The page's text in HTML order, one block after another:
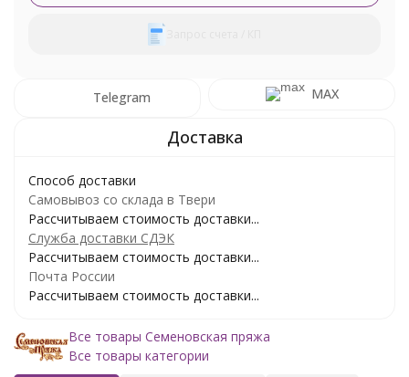
Telegram MAX
Способ доставки
Самовывоз со склада в Твери
Рассчитываем стоимость доставки...
Служба доставки СДЭК
Рассчитываем стоимость доставки...
Почта России
Рассчитываем стоимость доставки...
Все товары Семеновская пряжа
Все товары категории